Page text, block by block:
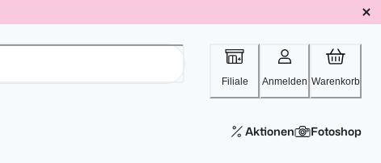
Filiale Anmelden Warenkorb
Aktionen Fotoshop